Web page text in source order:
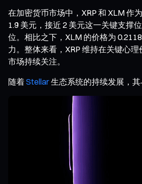
在加密货币市场中，XRP 和 XLM 作
1.9 美元，接近 2 美元这一关键支撑
位。相比之下，XLM 的价格为
力。整体来看，XRP 维持在关键心
市场持续关注。
随着Stellar生态系统的持续发展，